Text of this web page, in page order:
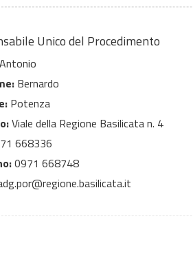
Unico del Procedimento
Antonio
Bernardo
Potenza
Viale della Regione Basilicata n. 4
668336
0971 668748